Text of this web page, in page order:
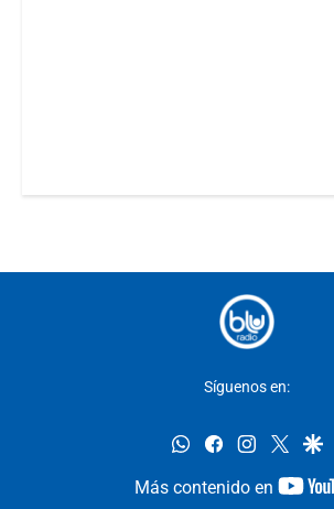
Síguenos en:
whatsappfacebookinstagram
twitter
Más contenido en